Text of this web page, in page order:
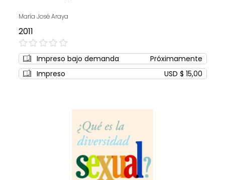
María José Araya
2011
0%
Impreso bajo demanda
Próximamente
Impreso
USD $ 15,00